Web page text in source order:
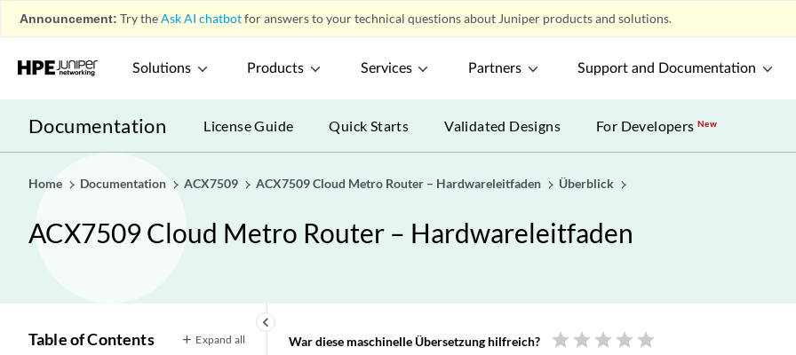
Announcement: Try theAsk AI chatbotfor answers to your technical questions about Juniper products and solutions.
Solutions Products Services Partners Support and Documentation
Documentation License Guide Quick Starts Validated Designs For DevelopersNew
Home Documentation ACX7509 ACX7509 Cloud Metro Router – Hardwareleitfaden Überblick
ACX7509 Cloud Metro Router – Hardwareleitfaden
keyboard_arrow_left
Table of Contents Expand all War diese maschinelle Übersetzung hilfreich? star star star star star